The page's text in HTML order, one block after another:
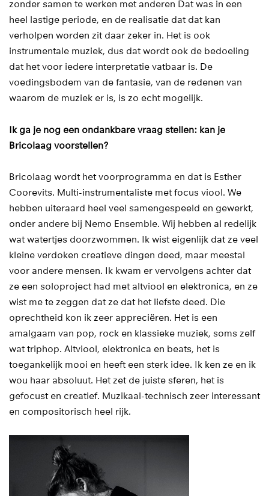
zonder samen te werken met anderen Dat was in een
heel lastige periode, en de realisatie dat dat kan
verholpen worden zit daar zeker in. Het is ook
instrumentale muziek, dus dat wordt ook de bedoeling
dat het voor iedere interpretatie vatbaar is. De
voedingsbodem van de fantasie, van de redenen van
waarom de muziek er is, is zo echt mogelijk.
Ik ga je nog een ondankbare vraag stellen: kan je
Bricolaag voorstellen?
Bricolaag wordt het voorprogramma en dat is Esther
Coorevits. Multi-instrumentaliste met focus viool. We
hebben uiteraard heel veel samengespeeld en gewerkt,
onder andere bij Nemo Ensemble. Wij hebben al redelijk
wat watertjes doorzwommen. Ik wist eigenlijk dat ze veel
kleine verdoken creatieve dingen deed, maar meestal
voor andere mensen. Ik kwam er vervolgens achter dat
ze een soloproject had met altviool en elektronica, en ze
wist me te zeggen dat ze dat het liefste deed. Die
oprechtheid kon ik zeer appreciëren. Het is een
amalgaam van pop, rock en klassieke muziek, soms zelf
wat triphop. Altviool, elektronica en beats, het is
toegankelijk mooi en heeft een sterk idee. Ik ken ze en ik
wou haar absoluut. Het zet de juiste sferen, het is
gefocust en creatief. Muzikaal-technisch zeer interessant
en compositorisch heel rijk.